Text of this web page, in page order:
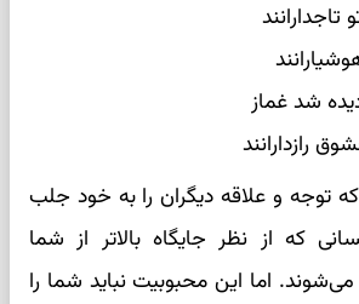
شد غماز
رازدارانند
توجه و علاقه دیگران را به خود جلب
که از نظر جایگاه بالاتر از شما
اما این محبوبیت نباید شما را